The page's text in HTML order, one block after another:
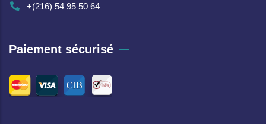
+(216) 54 95 50 64
Paiement sécurisé